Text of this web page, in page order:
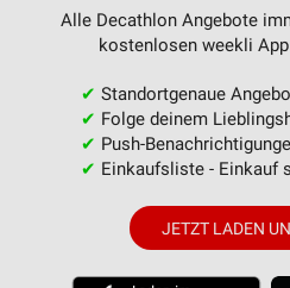
Alle Decathlon Angebote
kostenlosen weekli
✔ Standortgenaue
✔ Folge deinem
✔ Push-
✔ Einkaufsliste - Einkauf
JETZT LADEN